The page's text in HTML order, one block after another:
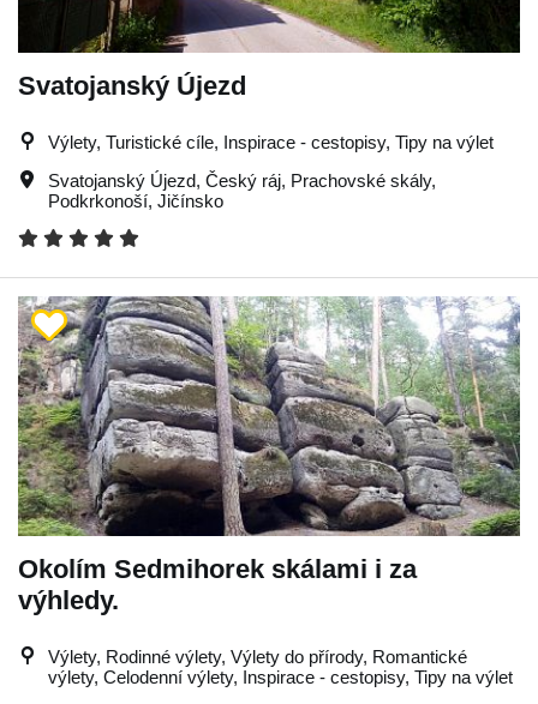
Svatojanský Újezd
Výlety, Turistické cíle, Inspirace - cestopisy, Tipy na výlet
Svatojanský Újezd, Český ráj, Prachovské skály,
Podkrkonoší, Jičínsko
Okolím Sedmihorek skálami i za
výhledy.
Výlety, Rodinné výlety, Výlety do přírody, Romantické
výlety, Celodenní výlety, Inspirace - cestopisy, Tipy na výlet